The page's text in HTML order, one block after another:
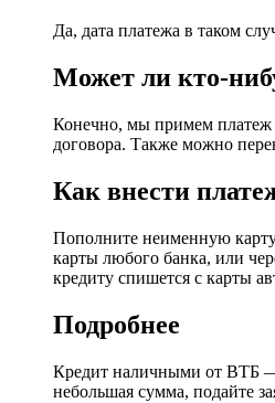
Да, дата платежа в таком
Может ли кто-
Конечно, мы примем платеж
договора. Также можно
Как внести
Пополните неименную
карты любого банка, или
кредиту спишется с карты
Подробнее
Кредит наличными от ВТБ —
небольшая сумма, подайте